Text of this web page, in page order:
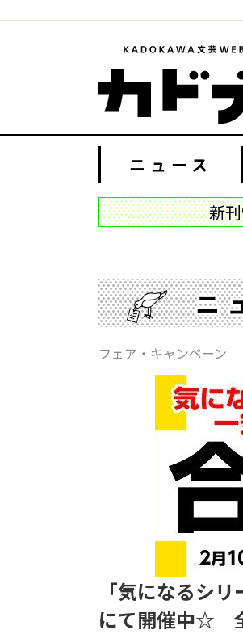
ニュース
新
ニ
フェア・キャンペーン
「気になるシ
にて開催中☆